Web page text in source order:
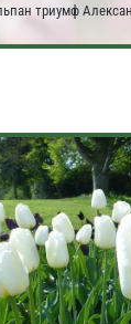
триумф